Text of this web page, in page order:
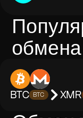
обмена
BTC BTC XMR